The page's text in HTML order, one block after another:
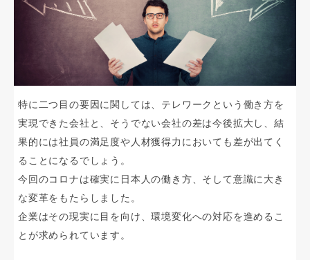
特に二つ目の要因に関しては、テレワークという働き方を
実現できた会社と、そうでない会社の差は今後拡大し、結
果的には社員の満足度や人材獲得力においても差が出てく
ることになるでしょう。
今回のコロナは確実に日本人の働き方、そして意識に大き
な変革をもたらしました。
企業はその現実に目を向け、環境変化への対応を進めるこ
とが求められています。